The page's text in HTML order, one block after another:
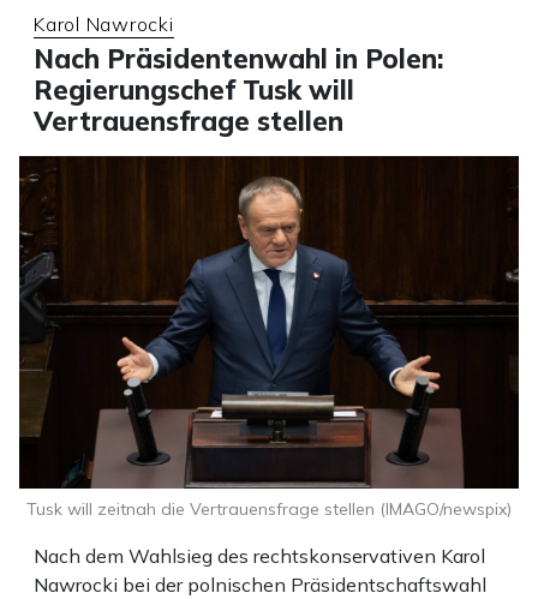
Karol Nawrocki
Nach Präsidentenwahl in Polen:
Regierungschef Tusk will
Vertrauensfrage stellen
Nach dem Wahlsieg des rechtskonservativen Karol
Nawrocki bei der polnischen Präsidentschaftswahl
Tusk will zeitnah die Vertrauensfrage stellen (IMAGO/newspix)